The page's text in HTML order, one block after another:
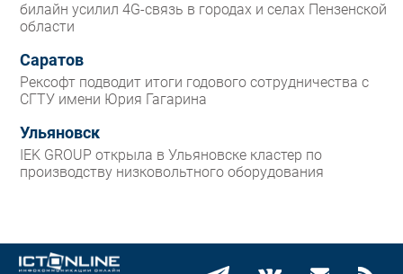
билайн усилил 4G-связь в городах и селах Пензенской
области
Саратов
Рексофт подводит итоги годового сотрудничества с
СГТУ имени Юрия Гагарина
Ульяновск
IEK GROUP открыла в Ульяновске кластер по
производству низковольтного оборудования